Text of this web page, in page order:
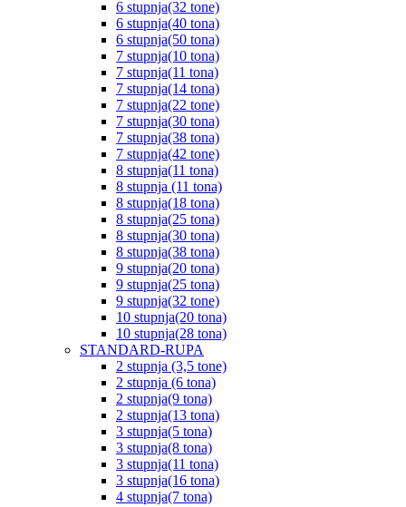
6 stupnja(32 tone)
6 stupnja(40 tona)
6 stupnja(50 tona)
7 stupnja(10 tona)
7 stupnja(11 tona)
7 stupnja(14 tona)
7 stupnja(22 tone)
7 stupnja(30 tona)
7 stupnja(38 tona)
7 stupnja(42 tone)
8 stupnja(11 tona)
8 stupnja (11 tona)
8 stupnja(18 tona)
8 stupnja(25 tona)
8 stupnja(30 tona)
8 stupnja(38 tona)
9 stupnja(20 tona)
9 stupnja(25 tona)
9 stupnja(32 tone)
10 stupnja(20 tona)
10 stupnja(28 tona)
STANDARD-RUPA
2 stupnja (3,5 tone)
2 stupnja (6 tona)
2 stupnja(9 tona)
2 stupnja(13 tona)
3 stupnja(5 tona)
3 stupnja(8 tona)
3 stupnja(11 tona)
3 stupnja(16 tona)
4 stupnja(7 tona)